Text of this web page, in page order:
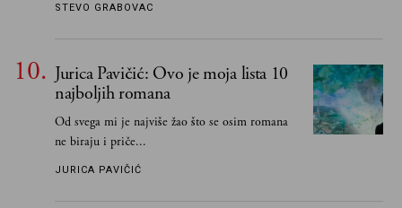
STEVO GRABOVAC
Jurica Pavičić: Ovo je moja lista 10
najboljih romana
Od svega mi je najviše žao što se osim romana
ne biraju i priče...
JURICA PAVIČIĆ